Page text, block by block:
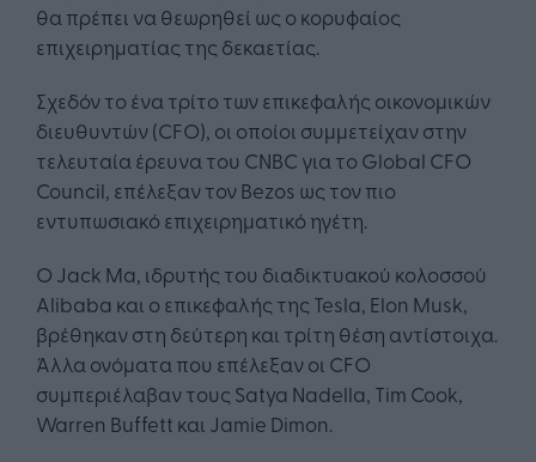
θα πρέπει να θεωρηθεί ως ο κορυφαίος
επιχειρηματίας της δεκαετίας.
Σχεδόν το ένα τρίτο των επικεφαλής οικονομικών
διευθυντών (CFO), οι οποίοι συμμετείχαν στην
τελευταία έρευνα του CNBC για το Global CFO
Council, επέλεξαν τον Bezos ως τον πιο
εντυπωσιακό επιχειρηματικό ηγέτη.
Ο Jack Ma, ιδρυτής του διαδικτυακού κολοσσού
Alibaba και ο επικεφαλής της Tesla, Elon Musk,
βρέθηκαν στη δεύτερη και τρίτη θέση αντίστοιχα.
Άλλα ονόματα που επέλεξαν οι CFO
συμπεριέλαβαν τους Satya Nadella, Tim Cook,
Warren Buffett και Jamie Dimon.